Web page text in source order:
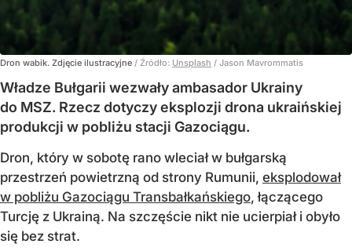
Dron wabik. Zdjęcie ilustracyjne / Źródło: Unsplash / Jason Mavrommatis
Władze Bułgarii wezwały ambasador Ukrainy
do MSZ. Rzecz dotyczy eksplozji drona ukraińskiej
produkcji w pobliżu stacji Gazociągu.
Dron, który w sobotę rano wleciał w bułgarską
przestrzeń powietrzną od strony Rumunii, eksplodował
w pobliżu Gazociągu Transbałkańskiego, łączącego
Turcję z Ukrainą. Na szczęście nikt nie ucierpiał i obyło
się bez strat.